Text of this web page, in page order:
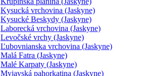
Kysucká vrchovina (Jaskyne)
Kysucké Beskydy (Jaskyne)
Laborecká vrchovina (Jaskyne)
Levočské vrchy (Jaskyne)
Ľubovnianska vrchovina (Jaskyne)
Malá Fatra (Jaskyne)
Malé Karpaty (Jaskyne)
Myjavská pahorkatina (Jaskyne)